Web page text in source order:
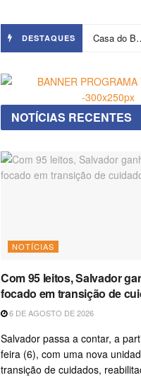
DESTAQUES Casa do Benin
NOTÍCIAS RECENTES
NOTÍCIAS
Com 95 leitos, Salvador
focado em transição de
6 DE AGOSTO DE 2026
Salvador passa a contar, a
feira (6), com uma nova
transição de cuidados,